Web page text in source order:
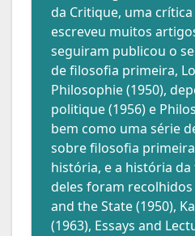
da Critique, uma
escreveu muitos
seguiram publicou o
de filosofia primeira,
Philosophie (1950),
politique (1956) e
bem como uma série
sobre filosofia
história, e a história
deles foram
and the State (1950),
(1963), Essays and